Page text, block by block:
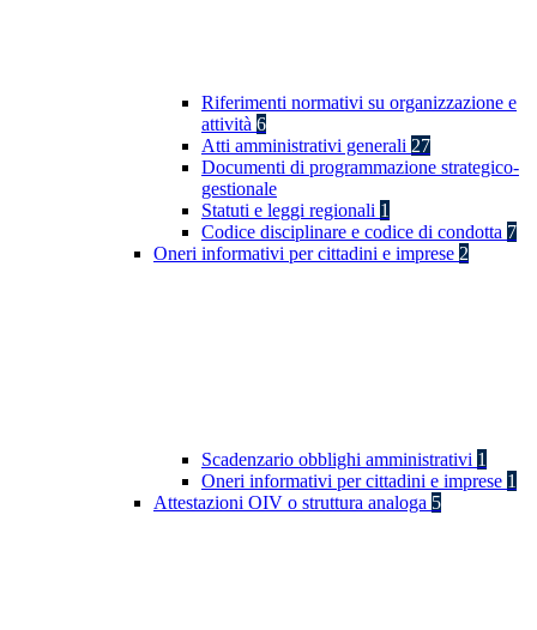
Riferimenti normativi su organizzazione e
attività 6
Atti amministrativi generali 27
Documenti di programmazione strategico-
gestionale
Statuti e leggi regionali 1
Codice disciplinare e codice di condotta 7
Oneri informativi per cittadini e imprese 2
Scadenzario obblighi amministrativi 1
Oneri informativi per cittadini e imprese 1
Attestazioni OIV o struttura analoga 5